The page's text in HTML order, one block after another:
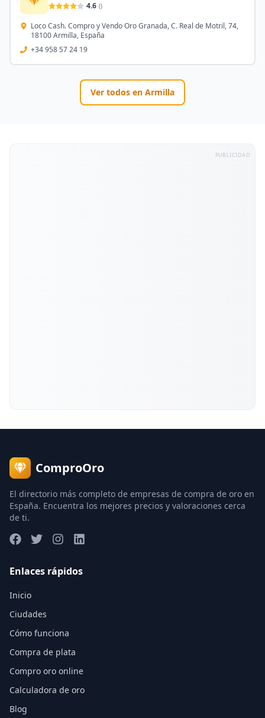
4.6 ()
Loco Cash. Compro y Vendo Oro Granada, C. Real de Motril, 74,
18100 Armilla, España
+34 958 57 24 19
Ver todos en Armilla
PUBLICIDAD
ComproOro
El directorio más completo de empresas de compra de oro en
España. Encuentra los mejores precios y valoraciones cerca
de ti.
Enlaces rápidos
Inicio
Ciudades
Cómo funciona
Compra de plata
Compro oro online
Calculadora de oro
Blog